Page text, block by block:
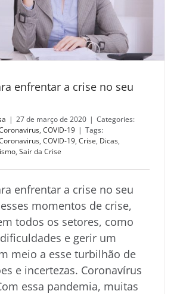
enfrentar a crise no seu
| 27 de março de 2020 | Categories:
, COVID-19 | Tags:
, COVID-19, Crise, Dicas,
, Sair da Crise
enfrentar a crise no seu
momentos de crise,
todos os setores, como
e gerir um
meio a esse turbilhão de
e incertezas. Coronavírus
essa pandemia, muitas